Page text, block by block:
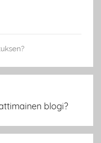
blogi?